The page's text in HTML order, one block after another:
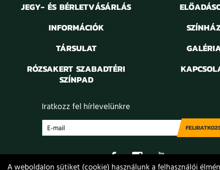
JEGY- ÉS BÉRLETVÁSÁRLÁS
INFORMÁCIÓK
TÁRSULAT
RÓZSAKERT SZABADTÉRI
SZÍNPAD
Iratkozz fel hírlevelünkre